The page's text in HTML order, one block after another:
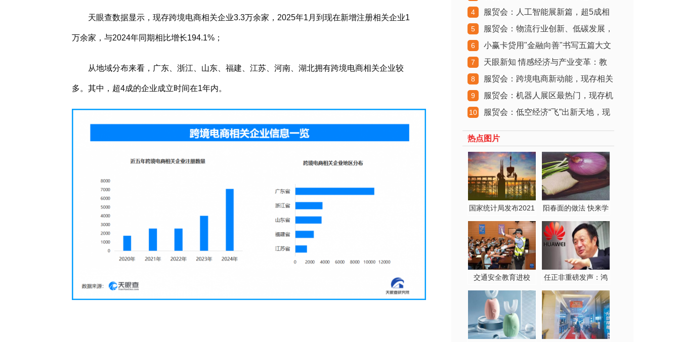
天眼查数据显示，现存跨境电商相关企业3.3万余家，2025年1月到现在新增注册相关企业1
万余家，与2024年同期相比增长194.1%；
从地域分布来看，广东、浙江、山东、福建、江苏、河南、湖北拥有跨境电商相关企业较
多。其中，超4成的企业成立时间在1年内。
关企业成
4 服贸会：人工智能展新篇，超5成相
关企业成
5 服贸会：物流行业创新、低碳发展，
现存相关
6 小赢卡贷用"金融向善"书写五篇大文
章实践
7 天眼新知 情感经济与产业变革：教
师节背后
8 服贸会：跨境电商新动能，现存相关
企业超3
9 服贸会：机器人展区最热门，现存机
器人相关
10 服贸会：低空经济“飞”出新天地，现
存相关
热点图片
国家统计局发布2021
年
阳春面的做法 快来学
习阳
交通安全教育进校
园，学生
任正非重磅发声：鸿
蒙之外